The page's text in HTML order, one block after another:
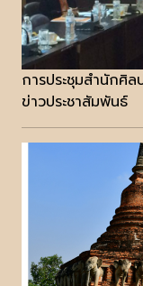
การประชุมสำนักศิ
ข่าวประชาสัมพันธ์